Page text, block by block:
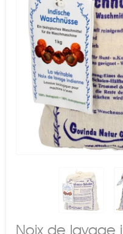
Noix de lavage